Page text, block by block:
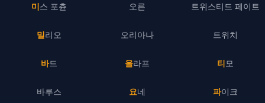
미스 포츈
밀리오
바드
바루스
오른
오리아나
올라프
요네
트위스티드 페이트
트위치
티모
파이크